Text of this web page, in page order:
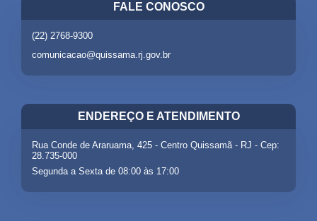
FALE CONOSCO
(22) 2768-9300
comunicacao@quissama.rj.gov.br
ENDEREÇO E ATENDIMENTO
Rua Conde de Araruama, 425 - Centro Quissamã - RJ - Cep:
28.735-000
Segunda a Sexta de 08:00 às 17:00